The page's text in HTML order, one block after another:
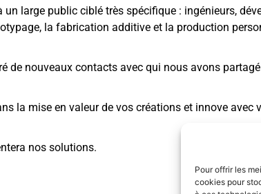
Pour offrir les
cookies pour
large public ciblé très spécifique : ingénieurs,
la fabrication additive et la production
de nouveaux contacts avec qui nous avons
la mise en valeur de vos créations et innove
nos solutions.